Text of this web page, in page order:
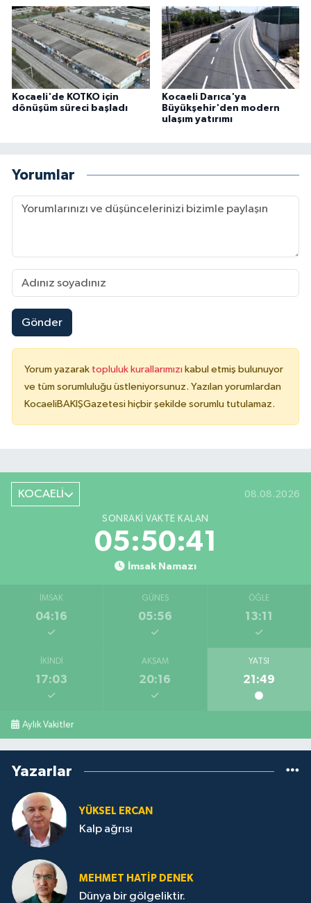
Kocaeli'de KOTKO için
dönüşüm süreci başladı
Kocaeli Darıca'ya
Büyükşehir'den modern
ulaşım yatırımı
Yorumlar
Gönder
Yorum yazarak topluluk kurallarımızı kabul etmiş bulunuyor
ve tüm sorumluluğu üstleniyorsunuz. Yazılan yorumlardan
KocaeliBAKIŞGazetesi hiçbir şekilde sorumlu tutulamaz.
KOCAELİ 08.08.2026
SONRAKI VAKTE KALAN
05:50:40
İmsak Namazı
İMSAK
04:16
GÜNEŞ
05:56
ÖĞLE
13:11
İKINDI
17:03
AKŞAM
20:16
YATSI
21:49
Aylık Vakitler
Yazarlar
YÜKSEL ERCAN
Kalp ağrısı
MEHMET HATİP DENEK
Dünya bir gölgeliktir.